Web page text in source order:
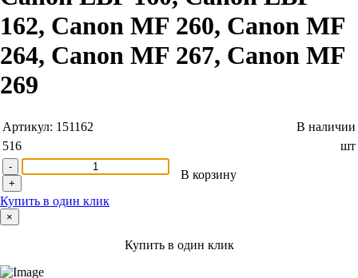
162, Canon MF 260, Canon MF
264, Canon MF 267, Canon MF
269
Артикул: 151162
В наличии
516
шт
-
+
В корзину
Купить в один клик
×
Купить в один клик